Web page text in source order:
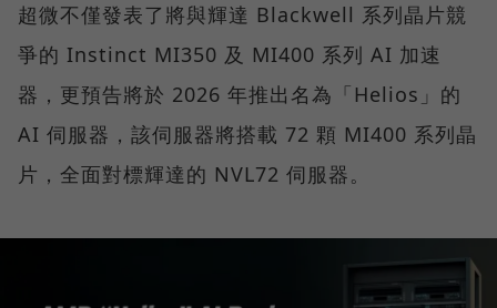
超微不僅發表了將與輝達 Blackwell 系列晶片競
爭的 Instinct MI350 及 MI400 系列 AI 加速
器，更預告將於 2026 年推出名為「Helios」的
AI 伺服器，該伺服器將搭載 72 顆 MI400 系列晶
片，全面對標輝達的 NVL72 伺服器。